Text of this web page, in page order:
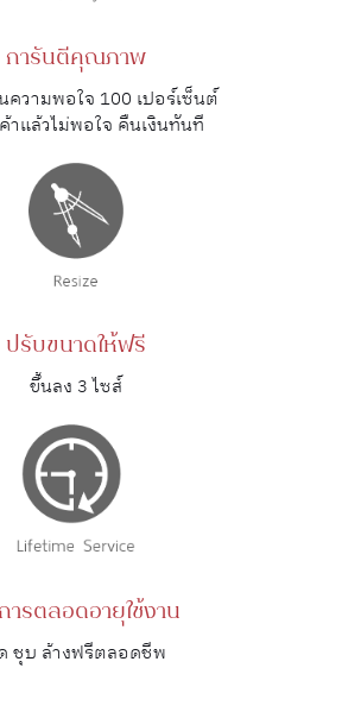
การันตีคุณภาพ
ความพอใจ 100 เปอร์เซ็นต์
าแล้วไม่พอใจ คืนเงินทันที
ปรับขนาดให้ฟรี
ขึ้นลง 3 ไซส์
ารตลอดอายุใช้งาน
ชุบ ล้างฟรีตลอดชีพ